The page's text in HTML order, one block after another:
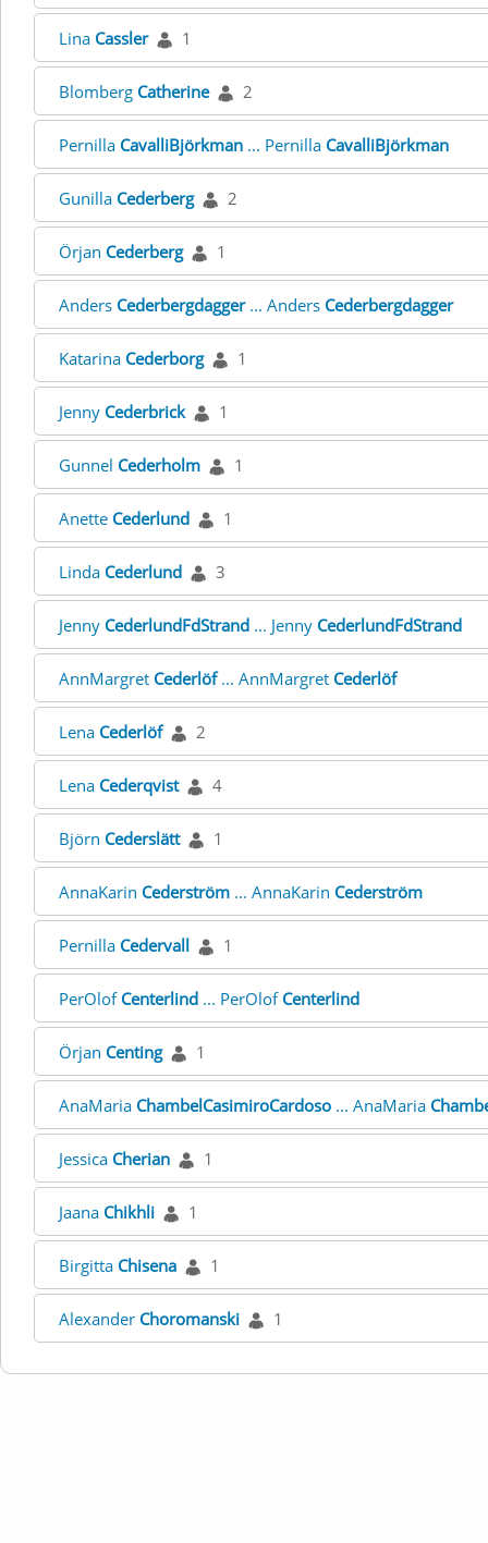
Lina Cassler 1
Blomberg Catherine 2
Pernilla CavalliBjörkman ... Pernilla CavalliBjörkman
Gunilla Cederberg 2
Örjan Cederberg 1
Anders Cederbergdagger... Anders Cederbergdagger
Katarina Cederborg 1
Jenny Cederbrick 1
Gunnel Cederholm 1
Anette Cederlund 1
Linda Cederlund 3
Jenny CederlundFdStrand ... Jenny CederlundFdStrand
AnnMargret Cederlöf... AnnMargret Cederlöf
Lena Cederlöf 2
Lena Cederqvist 4
Björn Cederslätt 1
AnnaKarin Cederström ... AnnaKarin Cederström
Pernilla Cedervall 1
PerOlof Centerlind ... PerOlof Centerlind
Örjan Centing 1
AnaMaria ChambelCasimiroCardoso ... AnaMaria
Jessica Cherian 1
Jaana Chikhli 1
Birgitta Chisena 1
Alexander Choromanski 1